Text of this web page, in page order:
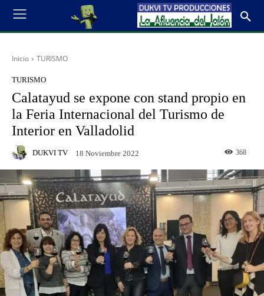
Inicio TURISMO
TURISMO
Calatayud se expone con stand propio en
la Feria Internacional del Turismo de
Interior en Valladolid
DUKVI TV 18 Noviembre 2022 368